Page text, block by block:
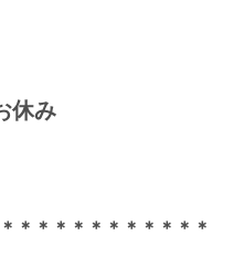
休み
＊＊＊＊＊＊＊＊＊＊＊